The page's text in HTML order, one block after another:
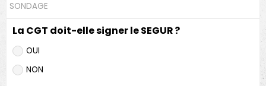
SONDAGE
La CGT doit-elle signer le SEGUR ?
OUI
NON